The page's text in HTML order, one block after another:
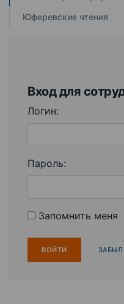
Юферевские чтения
Вход для
Логин:
Пароль:
Запомнить меня